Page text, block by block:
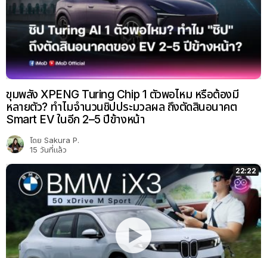
ขุมพลัง XPENG Turing Chip 1 ตัวพอไหม หรือต้องมี
หลายตัว? ทำไมจำนวนชิปประมวลผล ถึงตัดสินอนาคต
Smart EV ในอีก 2–5 ปีข้างหน้า
โดย Sakura P.
15 วันที่แล้ว
22:22